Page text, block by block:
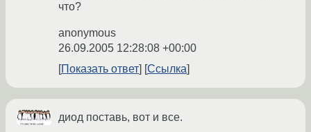
что?
anonymous
26.09.2005 12:28:08 +00:00
Показать ответ
Ссылка
диод поставь, вот и все.